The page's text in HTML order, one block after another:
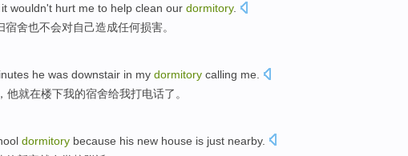
it wouldn't hurt me to help clean our dormitory.
宿舍也不会对自己造成任何损害。
he was downstair in my dormitory calling me
， 他就在楼下我的宿舍给我打电话了。
dormitory because his new house is just nearby.